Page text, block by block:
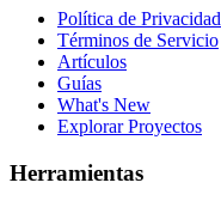
Política de Privacidad
Términos de Servicio
Artículos
Guías
What's New
Explorar Proyectos
Herramientas